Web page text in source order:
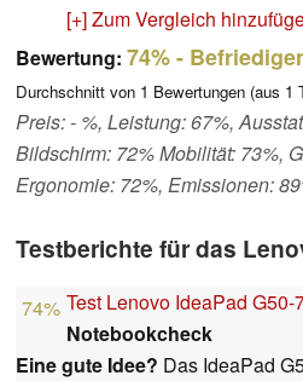
[+] Zum Vergleich
Bewertung: 74%-
Durchschnitt von 1 Bewertungen (aus 1
Preis: - %, Leistung: 67%,
Bildschirm: 72% Mobilität: 73%,
Ergonomie: 72%, Emissionen:
Testberichte für das
74% Test Lenovo IdeaPad
Notebookcheck
Eine gute Idee? Das IdeaPad